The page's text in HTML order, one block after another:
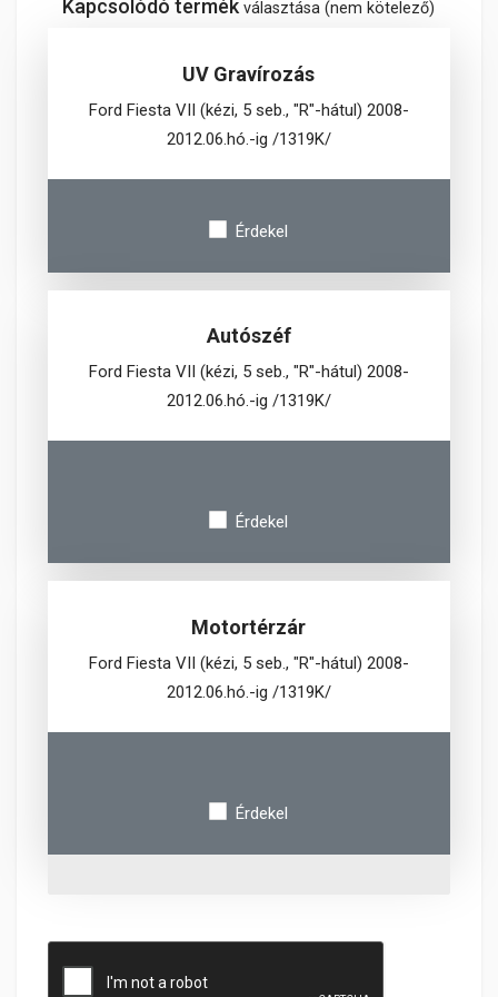
Kapcsolódó termékválasztása (nem kötelező)
UV Gravírozás
Ford Fiesta VII (kézi, 5 seb., "R"-hátul) 2008-
2012.06.hó.-ig /1319K/
Érdekel
Autószéf
Ford Fiesta VII (kézi, 5 seb., "R"-hátul) 2008-
2012.06.hó.-ig /1319K/
Érdekel
Motortérzár
Ford Fiesta VII (kézi, 5 seb., "R"-hátul) 2008-
2012.06.hó.-ig /1319K/
Érdekel